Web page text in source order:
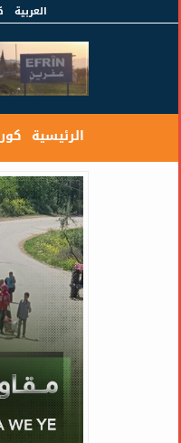
العربية
الرئيسية